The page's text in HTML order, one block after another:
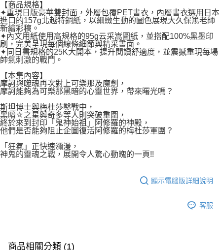
【商品規格】
✦重現日版豪華雙封面，外層包覆PET書衣，內層書衣選用日本
進口的157g北越特銅紙，以細緻生動的圖色展現大久保篤老師
新繪彩稿。
✦內文用紙使用高規格的95g云采嵩圖紙，並搭配100%黑墨印
刷，完美呈現每個線條細節與精采畫面。
✦同日書規格的25K大開本，提升閱讀舒適度，並震撼重現每場
帥氣刺激的戰鬥。
【本集內容】
摩訶與噬魂再次對上可樂那及魔劍，
摩訶能夠為可樂那黑暗的心靈世界，帶來曙光嗎？
斯坦博士與梅杜莎鑿戰中，
黑暗⛤之星與奇多等人則突破重圍，
終於來到封印「鬼神始祖」阿修羅的神殿，
他們是否能夠阻止企圖復活阿修羅的梅杜莎軍團？
「狂氣」正快速瀰漫，
神鬼的靈魂之戰，展開令人驚心動魄的一頁!!
顯示電腦版詳細說明
客服
商品相關分類 (1)